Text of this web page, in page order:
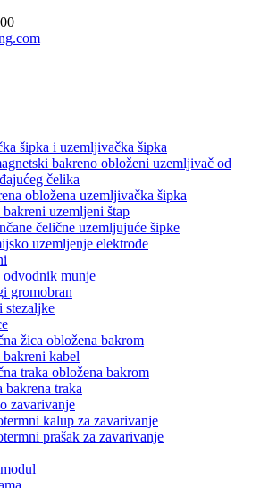
šipka i uzemljivačka šipka
bakreno obloženi uzemljivač od
čelika
obložena uzemljivačka šipka
uzemljeni štap
čelične uzemljujuće šipke
uzemljenje elektrode
odvodnik munje
gromobran
stezaljke
žica obložena bakrom
kabel
traka obložena bakrom
bakrena traka
zavarivanje
kalup za zavarivanje
prašak za zavarivanje